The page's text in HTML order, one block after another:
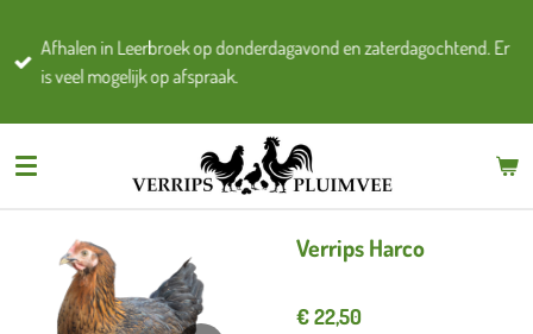
direct
naar
Afhalen in Leerbroek op donderdagavond en zaterdagochtend. Er
is veel mogelijk op afspraak.
Verrips Harco
€ 22,50